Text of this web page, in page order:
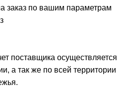
заказ по вашим параметрам
поставщика осуществляется
а так же по всей территории